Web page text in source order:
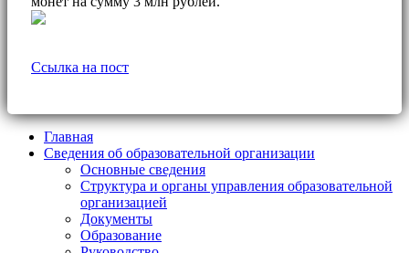
Ссылка на пост
Главная
Сведения об образовательной организации
Основные сведения
Структура и органы управления образовательной
организацией
Документы
Образование